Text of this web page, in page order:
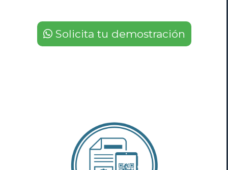
Solicita tu demostración